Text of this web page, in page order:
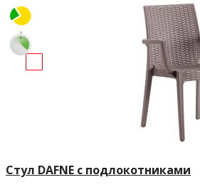
Стул DAFNE с подлокотниками